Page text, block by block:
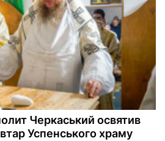
Черкаський освятив
Успенського храму